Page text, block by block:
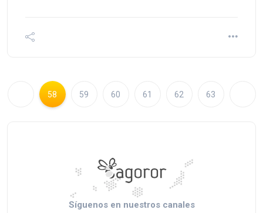
58 59 60 61 62 63
Síguenos en nuestros canales